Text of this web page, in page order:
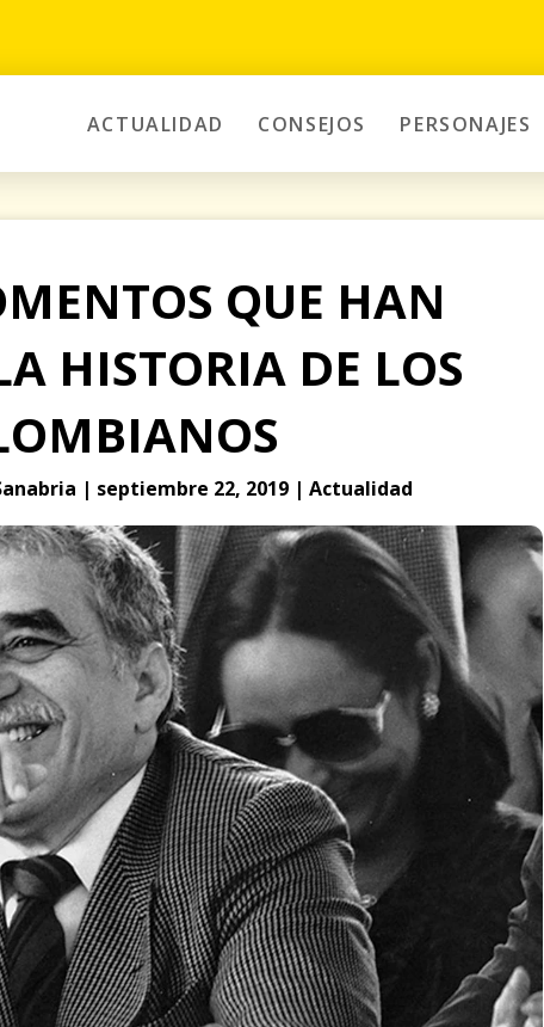
ACTUALIDAD CONSEJOS PERSONAJES
QUE HAN
HISTORIA DE LOS
| septiembre 22, 2019 | Actualidad